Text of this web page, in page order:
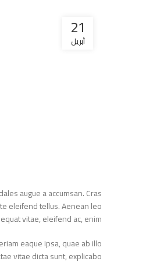
21
أبريل
augue a accumsan. Cras
eleifend tellus. Aenean leo
vitae, eleifend ac, enim.
eaque ipsa, quae ab illo
vitae dicta sunt, explicabo.